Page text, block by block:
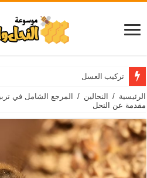
تركيب العسل
الرئيسية / النحالين / المرجع الشامل في
مقدمة عن النحل